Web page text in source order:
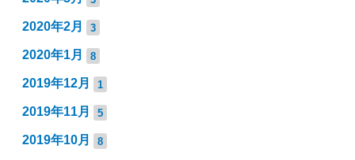
2020年2月 3
2020年1月 8
2019年12月 1
2019年11月 5
2019年10月 8